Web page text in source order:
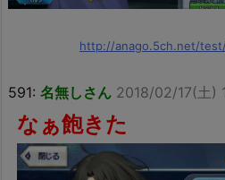
http://anago.5ch.net/
591: 名無しさん 2018/02/17(土)
なぁ飽きた